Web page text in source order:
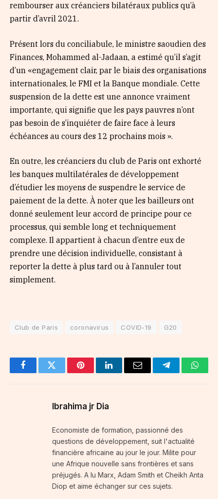
rembourser aux créanciers bilatéraux publics qu’à
partir d’avril 2021.
Présent lors du conciliabule, le ministre saoudien des
Finances, Mohammed al-Jadaan, a estimé qu’il s’agit
d’un «engagement clair, par le biais des organisations
internationales, le FMI et la Banque mondiale. Cette
suspension de la dette est une annonce vraiment
importante, qui signifie que les pays pauvres n’ont
pas besoin de s’inquiéter de faire face à leurs
échéances au cours des 12 prochains mois ».
En outre, les créanciers du club de Paris ont exhorté
les banques multilatérales de développement
d’étudier les moyens de suspendre le service de
paiement de la dette. À noter que les bailleurs ont
donné seulement leur accord de principe pour ce
processus, qui semble long et techniquement
complexe. Il appartient à chacun d’entre eux de
prendre une décision individuelle, consistant à
reporter la dette à plus tard ou à l’annuler tout
simplement.
Club de Paris coronavirus COVID-19 G20
FacebookTwitter PinterestLinkedInEmail Telegram
Ibrahima jr Dia
Economiste de formation, passionné des
questions de développement, suit l'actualité
financière africaine au jour le jour. Milite pour
une Afrique nouvelle sans frontières et sans
préjugés. A lu Marx, Adam Smith et Cheikh Anta
Diop et aime échanger sur ces sujets.